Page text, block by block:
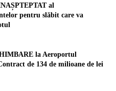
al
pentru slăbit care va
la Aeroportul
de 134 de milioane de lei